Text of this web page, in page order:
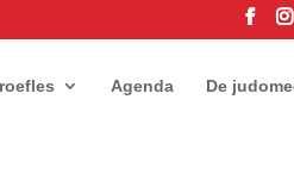
Agenda De